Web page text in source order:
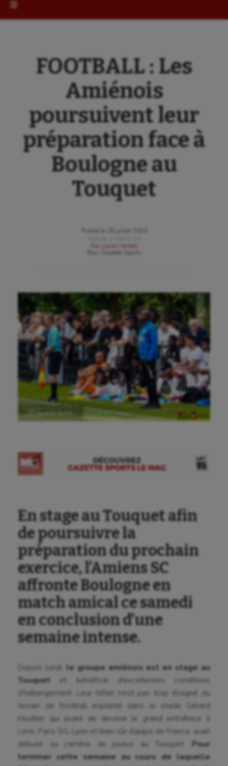
Aéronautique
Athlétisme
FOOTBALL : Les
Amiénois
poursuivent leur
préparation face à
Boulogne au
Touquet
Publié le
26 juillet 2024
Par
Lionel Herbet
Gazette Sports
Ⓒ Gazette Sports
En stage au Touquet afin
de poursuivre la
préparation du prochain
exercice, l’Amiens SC
affronte Boulogne en
match amical ce samedi
en conclusion d’une
semaine intense.
Depuis lundi, le groupe amiénois est en stage au
Touquet et bénéficie d’excellentes conditions
d’hébergement. Leur hôtel n’est pas trop éloigné du
terrain de football implanté dans le stade Gérard
Houllier qui avant de devenir le grand entraîneur à
Lens, Paris SG, Lyon et bien sûr équipe de France, avait
débuté sa carrière de joueur au Touquet. Pour
terminer cette semaine au cours de laquelle